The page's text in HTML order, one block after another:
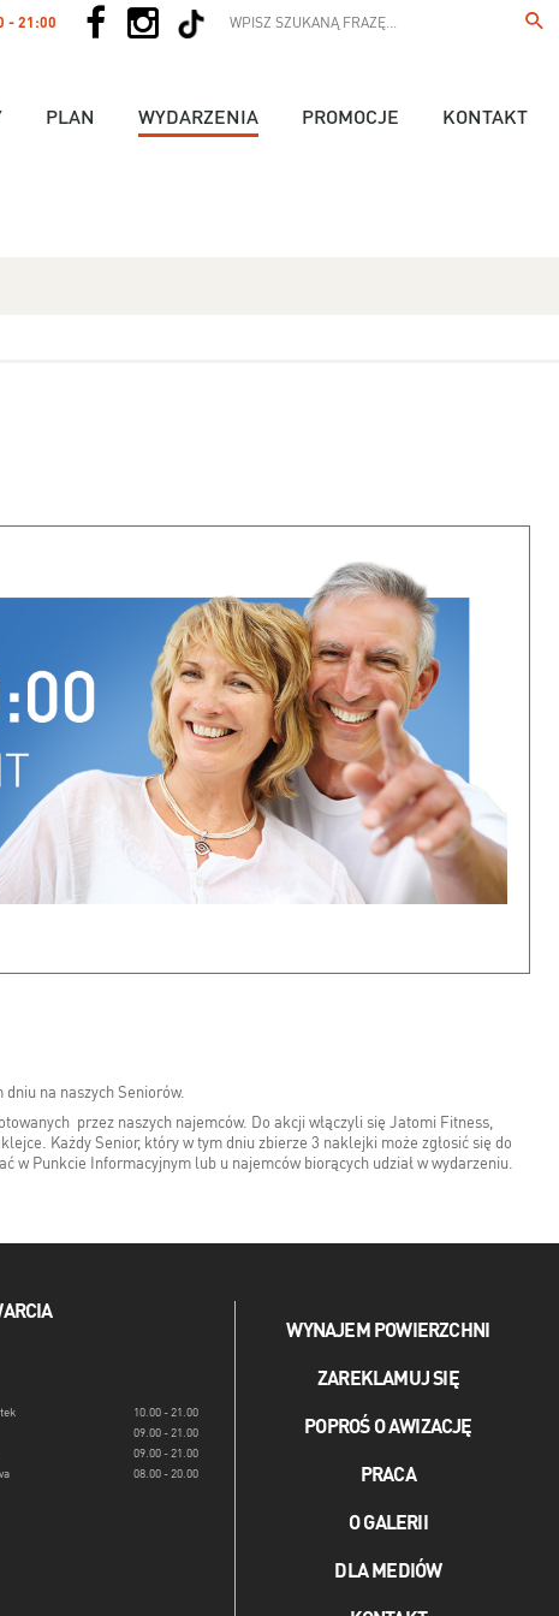
- 21:00
PLAN WYDARZENIA PROMOCJE KONTAKT
na naszych Seniorów.
przez naszych najemców. Do akcji włączyli się Jatomi Fitness,
Każdy Senior, który w tym dniu zbierze 3 naklejki może zgłosić się do
Punkcie Informacyjnym lub u najemców biorących udział w wydarzeniu.
10.00 - 21.00
09.00 - 21.00
09.00 - 21.00
08.00 - 20.00
WYNAJEM POWIERZCHNI
ZAREKLAMUJ SIĘ
POPROŚ O AWIZACJĘ
PRACA
O GALERII
DLA MEDIÓW